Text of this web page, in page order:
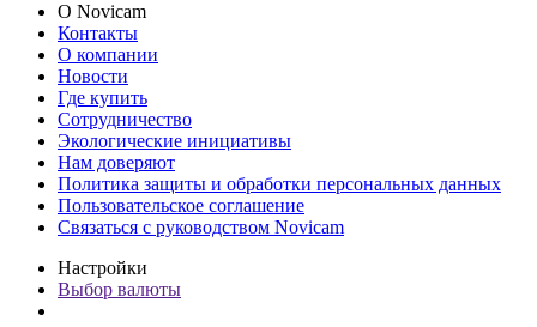
О Novicam
Контакты
О компании
Новости
Где купить
Сотрудничество
Экологические инициативы
Нам доверяют
Политика защиты и обработки персональных данных
Пользовательское соглашение
Связаться с руководством Novicam
Настройки
Выбор валюты